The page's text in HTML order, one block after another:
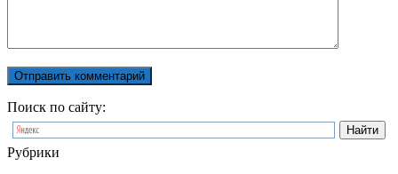
Поиск по сайту:
Рубрики